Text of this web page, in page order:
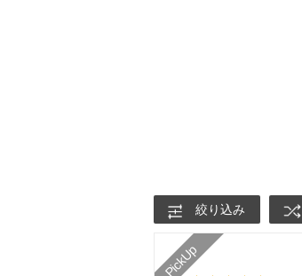
絞り込み